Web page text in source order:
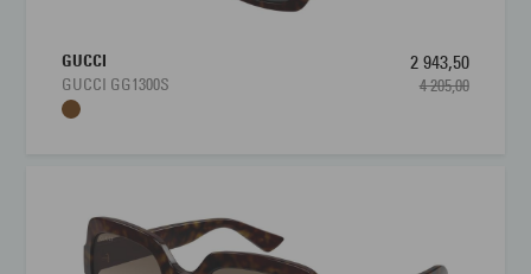
GUCCI
GUCCI GG1300S
2 943,50
4 205,00